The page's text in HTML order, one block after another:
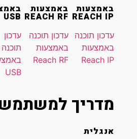
באמצעות
REACH RF
עדכון תוכנה
באמצעות
Reach RF
באמצעות
USB
עדכון
תוכנה
באמצעות
הוראות
התקנת
איך מעדכנים
תוכנה
באמצעות
למשתמש